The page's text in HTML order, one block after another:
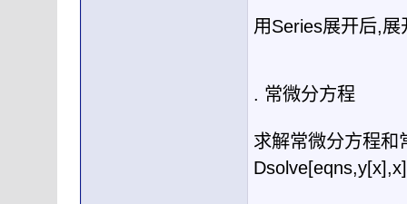
用Series展开后,展
. 常微分方程
求解常微分方程和